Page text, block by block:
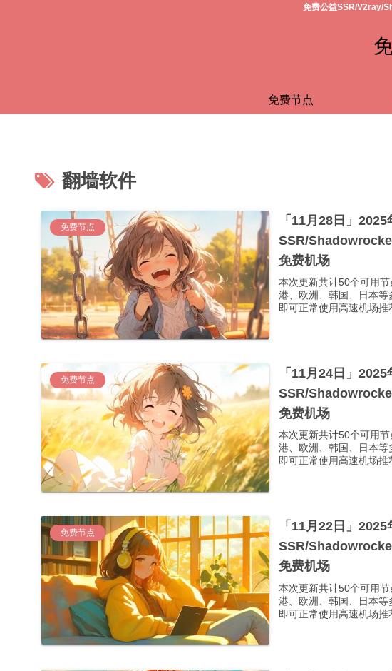
免费公益SSR/V2ray/
免费节点
翻墙软件
免费节点
「11月28日」
SSR/
免费机场
本次更新共计50个可用
港、欧洲、韩国、日本
即可正常使用高速机场
免费节点
「11月24日」
SSR/
免费机场
本次更新共计50个可用
港、欧洲、韩国、日本
即可正常使用高速机场
免费节点
「11月22日」
SSR/
免费机场
本次更新共计50个可用
港、欧洲、韩国、日本
即可正常使用高速机场推